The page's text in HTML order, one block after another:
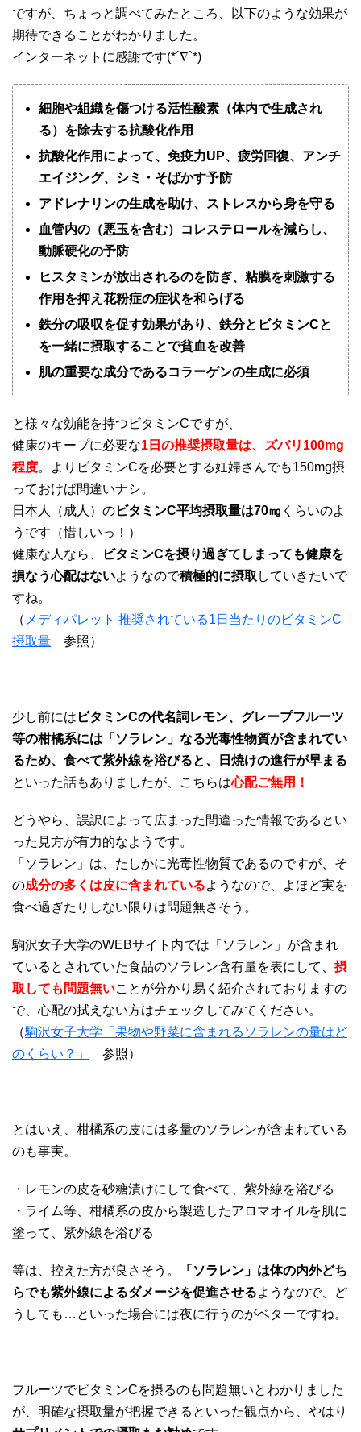
ですが、ちょっと調べてみたところ、以下のような効果が
期待できることがわかりました。
インターネットに感謝です(*´∇`*)
細胞や組織を傷つける活性酸素（体内で生成され
る）を除去する抗酸化作用
抗酸化作用によって、免疫力UP、疲労回復、アンチ
エイジング、シミ・そばかす予防
アドレナリンの生成を助け、ストレスから身を守る
血管内の（悪玉を含む）コレステロールを減らし、
動脈硬化の予防
ヒスタミンが放出されるのを防ぎ、粘膜を刺激する
作用を抑え花粉症の症状を和らげる
鉄分の吸収を促す効果があり、鉄分とビタミンCと
を一緒に摂取することで貧血を改善
肌の重要な成分であるコラーゲンの生成に必須
と様々な効能を持つビタミンCですが、
健康のキープに必要な1日の推奨摂取量は、ズバリ100mg
程度。よりビタミンCを必要とする妊婦さんでも150mg摂
っておけば間違いナシ。
日本人（成人）のビタミンC平均摂取量は70㎎ くらいのよ
うです（惜しいっ！）
健康な人なら、
ビタミンCを摂り過ぎてしまっても健康を
損なう心配はないようなので積極的に摂取 していきたいで
すね。
（ メディパレット 推奨されている1日当たりのビタミンC
摂取量 参照）
少し前には ビタミンCの代名詞レモン、グレープフルーツ
等の柑橘系には「ソラレン」なる光毒性物質が含まれてい
るため、食べて紫外線を浴びると、日焼けの進行が早まる
といった話もありましたが、こちらは心配ご無用！
どうやら、誤訳によって広まった間違った情報であるとい
った見方が有力的なようです。
「ソラレン」は、たしかに光毒性物質であるのですが、そ
の成分の多くは皮に含まれているようなので、よほど実を
食べ過ぎたりしない限りは問題無さそう。
駒沢女子大学のWEBサイト内では「ソラレン」が含まれ
ているとされていた食品のソラレン含有量を表にして、 摂
取しても問題無いことが分かり易く紹介されておりますの
で、心配の拭えない方はチェックしてみてください。
（駒沢女子大学「果物や野菜に含まれるソラレンの量はど
のくらい？」
参照）
とはいえ、柑橘系の皮には多量のソラレンが含まれている
のも事実。
・レモンの皮を砂糖漬けにして食べて、紫外線を浴びる
・ライム等、柑橘系の皮から製造したアロマオイルを肌に
塗って、紫外線を浴びる
等は、控えた方が良さそう。
「ソラレン」は体の内外どち
らでも紫外線によるダメージを促進させるようなので、ど
うしても…といった場合には夜に行うのがベターですね。
フルーツでビタミンCを摂るのも問題無いとわかりました
が、明確な摂取量が把握できるといった観点から、やはり